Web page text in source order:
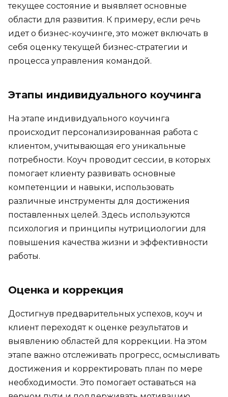
текущее состояние и выявляет основные
области для развития. К примеру, если речь
идет о бизнес-коучинге, это может включать в
себя оценку текущей бизнес-стратегии и
процесса управления командой.
Этапы индивидуального коучинга
На этапе индивидуального коучинга
происходит персонализированная работа с
клиентом, учитывающая его уникальные
потребности. Коуч проводит сессии, в которых
помогает клиенту развивать основные
компетенции и навыки, использовать
различные инструменты для достижения
поставленных целей. Здесь используются
психология и принципы нутрициологии для
повышения качества жизни и эффективности
работы.
Оценка и коррекция
Достигнув предварительных успехов, коуч и
клиент переходят к оценке результатов и
выявлению областей для коррекции. На этом
этапе важно отслеживать прогресс, осмысливать
достижения и корректировать план по мере
необходимости. Это помогает оставаться на